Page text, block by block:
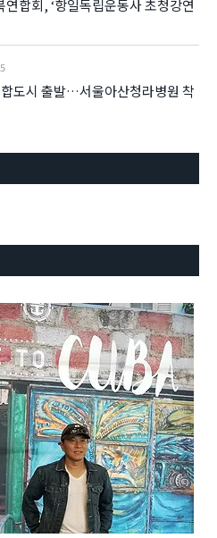
연합회, ‘항일독립운동사 초청강연
도시 출발…서울아산청라병원 착